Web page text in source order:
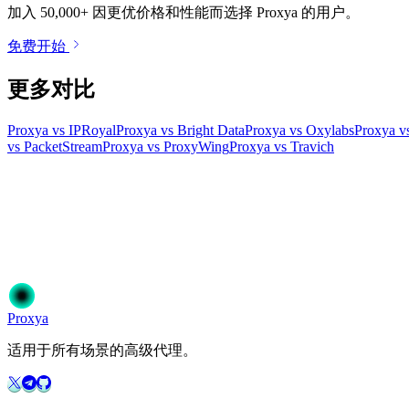
加入 50,000+ 因更优价格和性能而选择 Proxya 的用户。
免费开始
更多对比
Proxya vs IPRoyalProxya vs Bright DataProxya vs OxylabsProxya
vs PacketStreamProxya vs ProxyWingProxya vs Travich
开始使用
Proxya
适用于所有场景的高级代理。